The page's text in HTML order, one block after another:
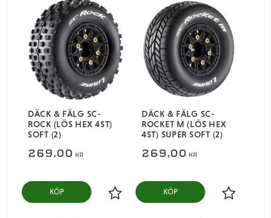
DÄCK & FÄLG SC-
ROCK (LÖS HEX 4ST)
SOFT (2)
269,00 KR
Lägg till i favoriter
KÖP
DÄCK & FÄLG SC-
ROCKET M (LÖS HEX
4ST) SUPER SOFT (2)
269,00 KR
Lägg till i
KÖP